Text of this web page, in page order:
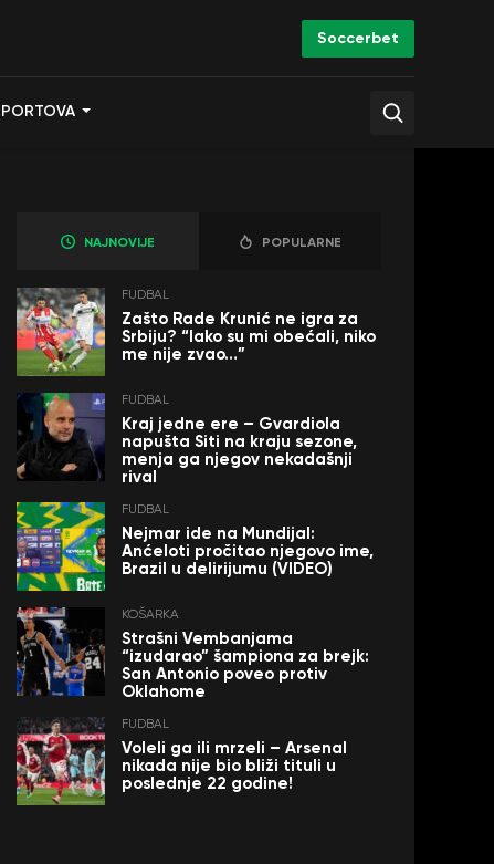
Soccerbet
NAJNOVIJE POPULARNE
FUDBAL
Zašto Rade Krunić ne igra za
Srbiju? “Iako su mi obećali, niko
me nije zvao…”
FUDBAL
Kraj jedne ere – Gvardiola
napušta Siti na kraju sezone,
menja ga njegov nekadašnji
rival
FUDBAL
Nejmar ide na Mundijal:
Anćeloti pročitao njegovo ime,
Brazil u delirijumu (VIDEO)
KOŠARKA
Strašni Vembanjama
“izudarao” šampiona za brejk:
San Antonio poveo protiv
Oklahome
FUDBAL
Voleli ga ili mrzeli – Arsenal
nikada nije bio bliži tituli u
poslednje 22 godine!